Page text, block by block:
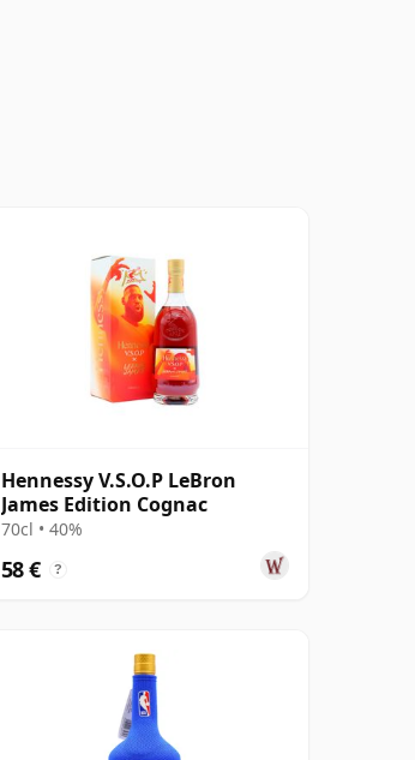
Hennessy V.S.O.P LeBron
James Edition Cognac
70cl • 40%
58 € ?